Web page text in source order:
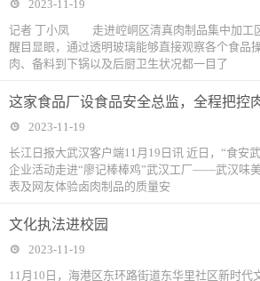
2023-11-19
记者 丁小凤 走进崆峒区清真肉制品集中加工
醒目显眼，通过透明玻璃能够直接观察各个食品
肉、备料到下锅以及后厨卫生状况都一目了
这家食品厂设食品安全总监，全程把控
2023-11-19
长江日报大武汉客户端11月19日讯 近日，“食安
企业活动走进“廖记棒棒鸡”武汉工厂——武汉味
表及网友体验卤肉制品的质量安
文化执法进校园
2023-11-19
11月10日，海港区东环路街道东华里社区新时代